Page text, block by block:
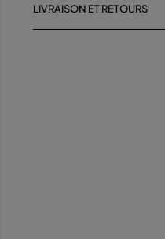
LIVRAISON ET RETOURS